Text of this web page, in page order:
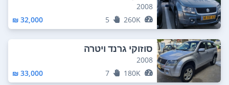
2008
260K
5
32,000 ₪
סוזוקי גרנד ויטרה
2008
180K
7
33,000 ₪